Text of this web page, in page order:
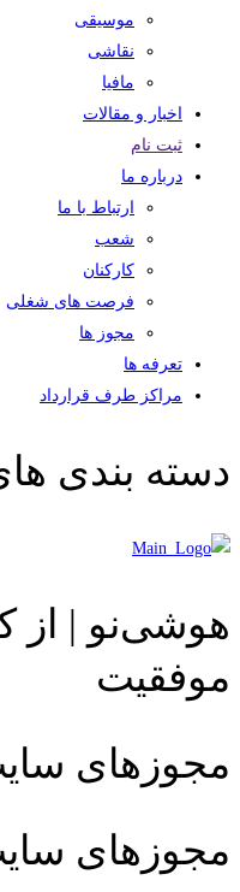
موسیقی
نقاشی
مافیا
اخبار و مقالات
ثبت نام
درباره ما
ارتباط با ما
شعب
کارکنان
فرصت های شغلی
مجوز ها
تعرفه ها
مراکز طرف قرارداد
دسته بندی
هوشی‌نو | از
موفقیت
مجوزهای
مجوزهای